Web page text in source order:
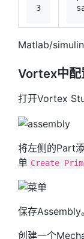
3
Matlab/
Vortex中
打开Vortex
将左侧的Part
单 Create
保存Assembly。
创建一个